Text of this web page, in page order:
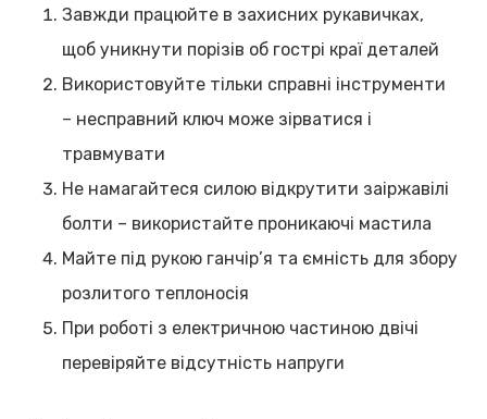
Завжди працюйте в захисних рукавичках,
щоб уникнути порізів об гострі краї деталей
Використовуйте тільки справні інструменти
– несправний ключ може зірватися і
травмувати
Не намагайтеся силою відкрутити заіржавілі
болти – використайте проникаючі мастила
Майте під рукою ганчір’я та ємність для збору
розлитого теплоносія
При роботі з електричною частиною двічі
перевіряйте відсутність напруги